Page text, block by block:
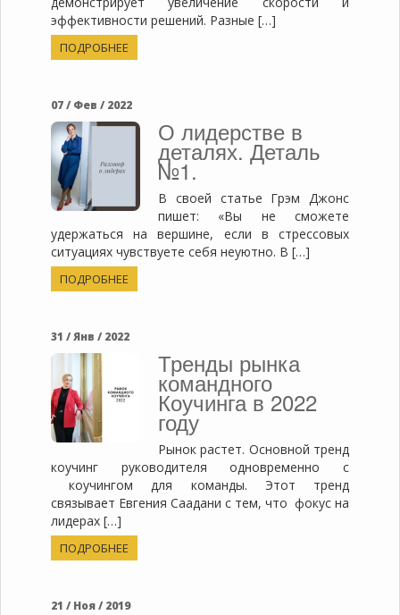
эффективности решений. Разные […]
ПОДРОБНЕЕ
07 / Фев / 2022
О лидерстве в
деталях. Деталь
№1.
В своей статье Грэм Джонс
пишет: «Вы не сможете
удержаться на вершине, если в стрессовых
ситуациях чувствуете себя неуютно. В […]
ПОДРОБНЕЕ
31 / Янв / 2022
Тренды рынка
командного
Коучинга в 2022
году
Рынок растет. Основной тренд
коучинг руководителя одновременно с
коучингом для команды. Этот тренд
связывает Евгения Саадани с тем, что фокус на
лидерах […]
ПОДРОБНЕЕ
21 / Ноя / 2019